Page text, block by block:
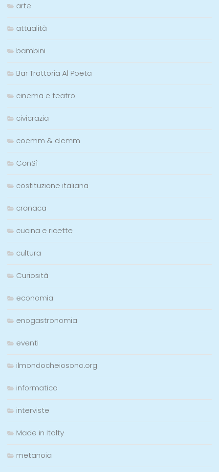
arte
attualità
bambini
Bar Trattoria Al Poeta
cinema e teatro
civicrazia
coemm & clemm
ConSì
costituzione italiana
cronaca
cucina e ricette
cultura
Curiosità
economia
enogastronomia
eventi
ilmondocheiosono.org
informatica
interviste
Made in Italty
metanoia